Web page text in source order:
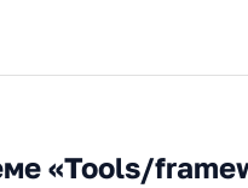
«Tools/